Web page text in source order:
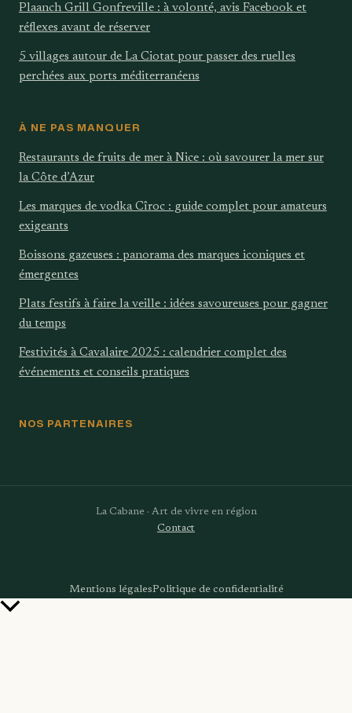
Plaanch Grill Gonfreville : à volonté, avis Facebook et
réflexes avant de réserver
5 villages autour de La Ciotat pour passer des ruelles
perchées aux ports méditerranéens
À NE PAS MANQUER
Restaurants de fruits de mer à Nice : où savourer la mer sur
la Côte d’Azur
Les marques de vodka Cîroc : guide complet pour amateurs
exigeants
Boissons gazeuses : panorama des marques iconiques et
émergentes
Plats festifs à faire la veille : idées savoureuses pour gagner
du temps
Festivités à Cavalaire 2025 : calendrier complet des
événements et conseils pratiques
NOS PARTENAIRES
La Cabane · Art de vivre en région
Contact
Mentions légalesPolitique de confidentialité